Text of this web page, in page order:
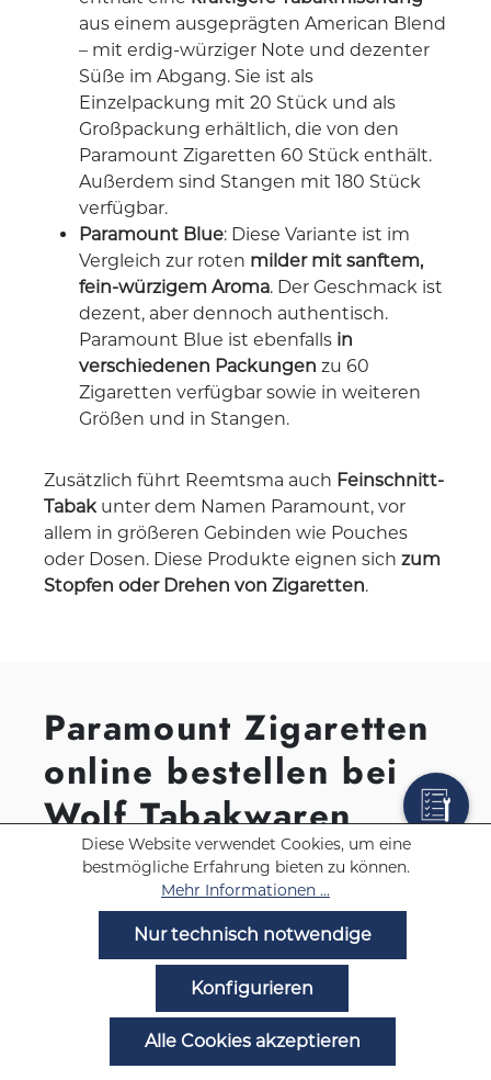
aus einem ausgeprägten American Blend
– mit erdig-würziger Note und dezenter
Süße im Abgang. Sie ist als
Einzelpackung mit 20 Stück und als
Großpackung erhältlich, die von den
Paramount Zigaretten 60 Stück enthält.
Außerdem sind Stangen mit 180 Stück
verfügbar.
Paramount Blue: Diese Variante ist im
Vergleich zur roten milder mit sanftem,
fein-würzigem Aroma. Der Geschmack ist
dezent, aber dennoch authentisch.
Paramount Blue ist ebenfalls in
verschiedenen Packungen zu 60
Zigaretten verfügbar sowie in weiteren
Größen und in Stangen.
Zusätzlich führt Reemtsma auch Feinschnitt-
Tabak unter dem Namen Paramount, vor
allem in größeren Gebinden wie Pouches
oder Dosen. Diese Produkte eignen sich zum
Stopfen oder Drehen von Zigaretten.
Paramount Zigaretten
online bestellen bei
Wolf Tabakwaren
Bei Wolf Tabakwaren können Sie bequem
online Zigaretten bestellen. Von Paramount
bieten wir Ihnen verschiedene Produkte,
übersichtlich dargestellt und unterschieden
Red,BlueundPackungsgröße(20
Stück, 60 Stück, Stangen). Genaue Angaben
zu den Paramount Zigaretten können Sie der
jeweiligen Produktseite entnehmen. Dort
können Sie auch dieBestellmenge
Diese Website verwendet Cookies, um eine
bestmögliche Erfahrung bieten zu können.
Mehr Informationen ...
Nur technisch notwendige
Konfigurieren
Alle Cookies akzeptieren